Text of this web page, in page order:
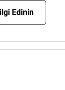
Edinin